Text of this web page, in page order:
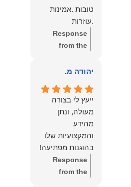
טובות .אמינות
.עוזרות
.ומקשיבות .אין לי
מילים להודות
העוצמות
.והצגת אמת
.תודה לכם תמיד
תשאירו לי אור
בעניים .
Response
from the
רבה על המילים
והחמות! כיף
גדול לשמוע
שהרגשת בידיים
טובות. בשביל
הצוות שלנו זה
שווה את הכל.
נשמח תמיד
לעמוד לרשותך!
יהודה מ.
ייעץ לי בצורה
מעולה, ונתן
מהידע
והמקצועיות שלו
בהוגנות מפתיעה!
Response
from the